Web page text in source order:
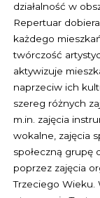
działalność w
Repertuar
każdego
twórczość
aktywizuje
naprzeciw ich
szereg różnych
m.in. zajęcia
wokalne, zajęcia
społeczną grupę
poprzez zajęcia
Trzeciego Wieku.